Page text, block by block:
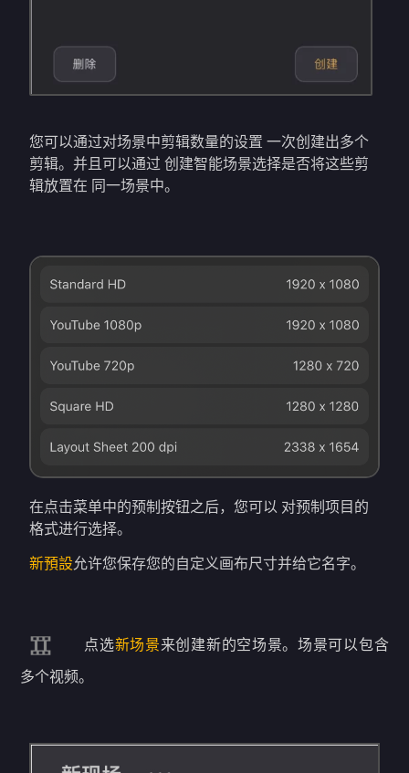
您可以通过对场景中剪辑数量的设置 一次创建出多个
剪辑。并且可以通过 创建智能场景选择是否将这些剪
辑放置在 同一场景中。
在点击菜单中的预制按钮之后，您可以 对预制项目的
格式进行选择。
新預設允许您保存您的自定义画布尺寸并给它名字。
点选新场景来创建新的空场景。场景可以包含
多个视频。